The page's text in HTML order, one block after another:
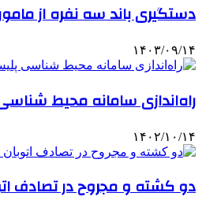
دستگیری باند سه نفره از
۱۴۰۳/۰۹/۱۴
راه‌اندازی سامانه محیط
۱۴۰۲/۱۰/۱۴
دو کشته و مجروح در تصادف